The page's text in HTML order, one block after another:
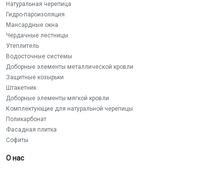
Натуральная черепица
Гидро-пароизоляция
Мансардные окна
Чердачные лестницы
Утеплитель
Водосточные системы
Доборные элементы металлической кровли
Защитные козырьки
Штакетник
Доборные элементы мягкой кровли
Комплектующие для натуральной черепицы
Поликарбонат
Фасадная плитка
Софиты
О нас